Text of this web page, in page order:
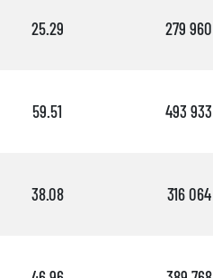
25.29 279 960
59.51 493 933
38.08 316 064